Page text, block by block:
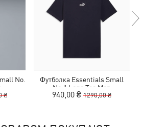
No.
₴
Футболка Essentials Small
No.1 Logo Tee Men
940,00 ₴ 1290,00 ₴